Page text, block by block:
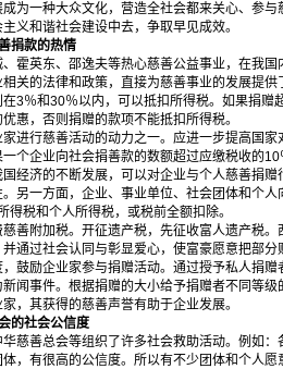
一种大众文化，营造全社会都来关心、参与
义和谐社会建设中去，争取早见成效。
捐款的热情
英东、邵逸夫等热心慈善公益事业，在我国
关的法律和政策，直接为慈善事业的发展提
3％和30％以内，可以抵扣所得税。如果捐
惠，否则捐赠的款项不能抵扣所得税。
行慈善活动的动力之一。应进一步提高国家
个企业向社会捐善款的数额超过应缴税收的
经济的不断发展，可以对企业与个人慈善捐
另一方面，企业、事业单位、社会团体和个
得税和个人所得税，或税前全额扣除。
附加税。开征遗产税，先征收富人遗产税
通过社会认同与彰显爱心，使富豪愿意把部分
励企业家参与捐赠活动。通过授予私人捐赠
闻事件。根据捐赠的大小给予捐赠者不同等
，其获得的慈善声誉有助于企业发展。
的社会公信度
善总会等组织了许多社会救助活动。例如：
，有很高的公信度。所以有不少团体和个人